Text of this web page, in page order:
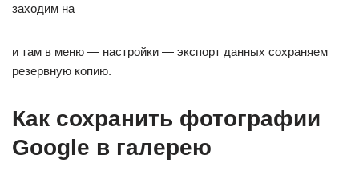
заходим на
и там в меню — настройки — экспорт данных сохраняем
резервную копию.
Как сохранить фотографии
Google в галерею